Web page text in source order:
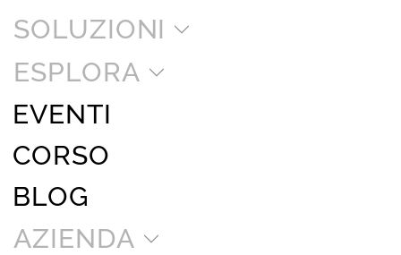
SOLUZIONI
ESPLORA
EVENTI
CORSO
BLOG
AZIENDA